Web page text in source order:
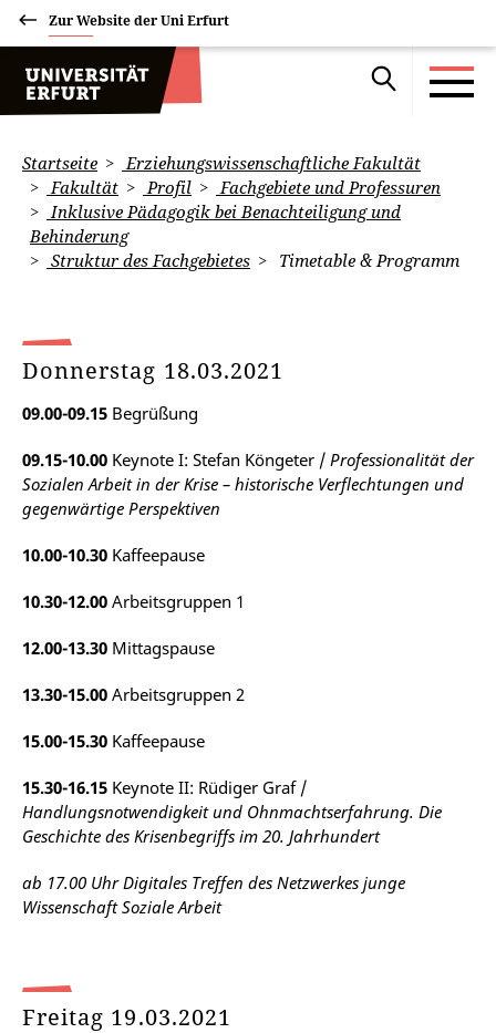
Zur Website der Uni Erfurt
Startseite
Erziehungswissenschaftliche Fakultät
Fakultät
Profil
Fachgebiete und Professuren
Inklusive Pädagogik bei Benachteiligung und
Behinderung
Struktur des Fachgebietes
Timetable & Programm
Donnerstag 18.03.2021
09.00-09.15 Begrüßung
09.15-10.00 Keynote I: Stefan Köngeter / Professionalität der
Sozialen Arbeit in der Krise – historische Verflechtungen und
gegenwärtige Perspektiven
10.00-10.30 Kaffeepause
10.30-12.00 Arbeitsgruppen 1
12.00-13.30 Mittagspause
13.30-15.00 Arbeitsgruppen 2
15.00-15.30 Kaffeepause
15.30-16.15 Keynote II: Rüdiger Graf /
Handlungsnotwendigkeit und Ohnmachtserfahrung. Die
Geschichte des Krisenbegriffs im 20. Jahrhundert
ab 17.00 Uhr Digitales Treffen des Netzwerkes junge
Wissenschaft Soziale Arbeit
Freitag 19.03.2021